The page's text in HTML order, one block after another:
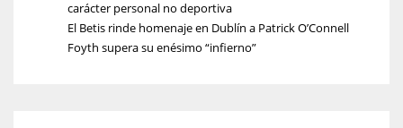
carácter personal no deportiva
El Betis rinde homenaje en Dublín a Patrick O’Connell
Foyth supera su enésimo “infierno”